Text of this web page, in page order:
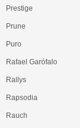
Prestige
Prune
Puro
Rafael Garófalo
Rallys
Rapsodia
Rauch